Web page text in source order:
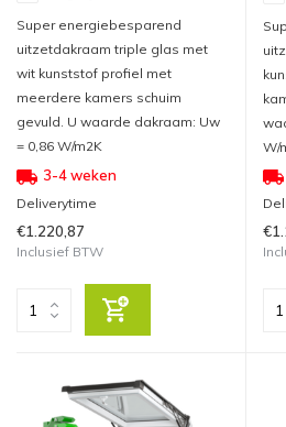
Super energiebesparend
uitzetdakraam triple glas met
wit kunststof profiel met
meerdere kamers schuim
gevuld. U waarde dakraam: Uw
= 0,86 W/m2K
3-4 weken
Deliverytime
€1.220,87
Inclusief BTW
W/